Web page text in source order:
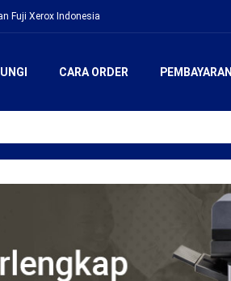
Fuji Xerox Indonesia
CARA ORDER PEMBAYARAN